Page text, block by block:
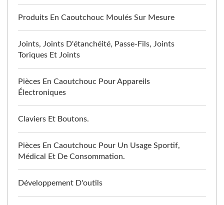
Produits En Caoutchouc Moulés Sur Mesure
Joints, Joints D'étanchéité, Passe-Fils, Joints
Toriques Et Joints
Pièces En Caoutchouc Pour Appareils
Électroniques
Claviers Et Boutons.
Pièces En Caoutchouc Pour Un Usage Sportif,
Médical Et De Consommation.
Développement D'outils